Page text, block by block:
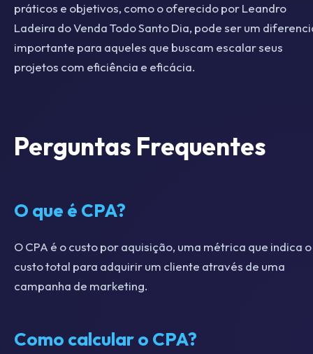
práticos e objetivos, como o oferecido por Leandro
Ladeira do Venda Todo Santo Dia, pode ser um
importante para aqueles que buscam escalar seus
projetos com eficiência e eficácia.
Perguntas Frequentes
O que é CPA?
O CPA é o custo por aquisição, uma métrica que indica o
custo total para adquirir um cliente através de uma
campanha de marketing.
Como calcular o CPA?